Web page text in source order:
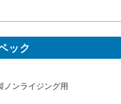
ック
ノンライジング用